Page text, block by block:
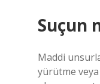
Suçun
Maddi
yürütme